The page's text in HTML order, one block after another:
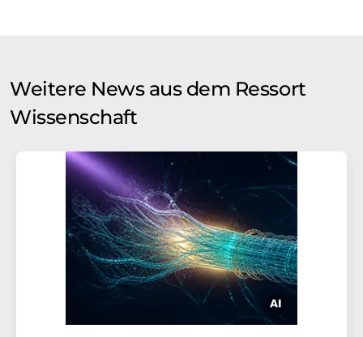
Weitere News aus dem Ressort
Wissenschaft